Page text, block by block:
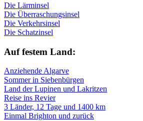
Die Lärminsel
Die Überraschungsinsel
Die Verkehrsinsel
Die Schatzinsel
Auf fe­stem Land:
Anziehende Algarve
Sommer in Siebenbürgen
Land der Lupinen und Lakritzen
Reise ins Revier
3 Länder, 12 Tage und 1400 km
Einmal Brighton und zurück